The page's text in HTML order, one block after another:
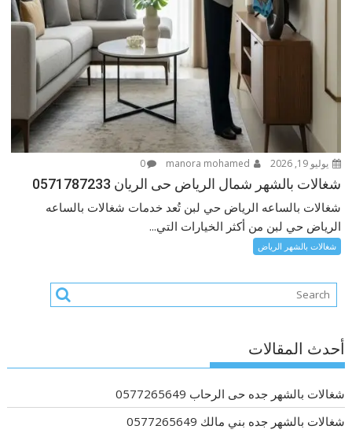
يوليو 19, 2026 0
شغالات بالشهر شمال الرياض حى الريان 0571787233
شغالات بالساعه الرياض حي لبن تُعد خدمات شغالات بالساعه
الرياض حي لبن من أكثر الخيارات التي...
شغالات بالشهر الرياض
أحدث المقالات
شغالات بالشهر جده حى الرحاب 0577265649
شغالات بالشهر جده بني مالك 0577265649